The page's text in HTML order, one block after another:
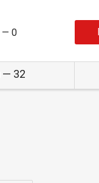
— 0
— 32